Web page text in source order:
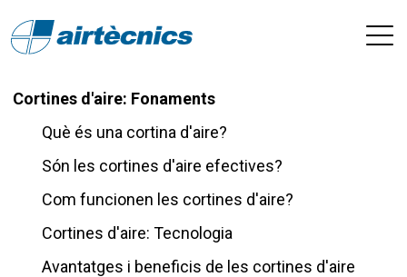
Cortines d'aire: Fonaments
Què és una cortina d'aire?
Són les cortines d'aire efectives?
Com funcionen les cortines d'aire?
Cortines d'aire: Tecnologia
Avantatges i beneficis de les cortines d'aire